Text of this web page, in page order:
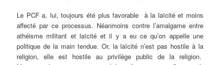
Le PCF a, lui, toujours été plus favorable à la laïcité et moins
affecté par ce processus. Néanmoins contre l’amalgame entre
athéisme militant et laïcité et il y a eu ce qu’on appelle une
politique de la main tendue. Or, la laïcité n’est pas hostile à la
religion, elle est hostile au privilège public de la religion.